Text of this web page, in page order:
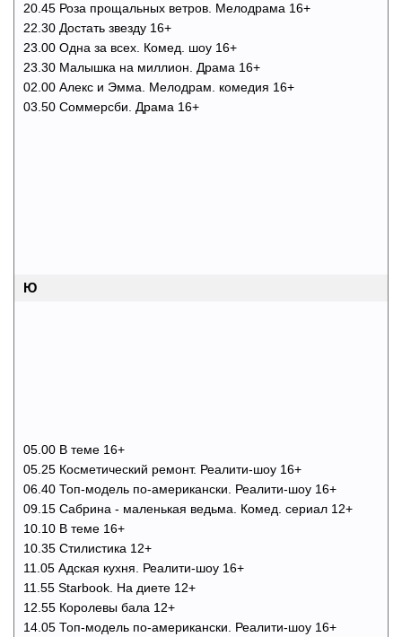
20.45 Роза прощальных ветров. Мелодрама 16+
22.30 Достать звезду 16+
23.00 Одна за всех. Комед. шоу 16+
23.30 Малышка на миллион. Драма 16+
02.00 Алекс и Эмма. Мелодрам. комедия 16+
03.50 Соммерсби. Драма 16+
Ю
05.00 В теме 16+
05.25 Косметический ремонт. Реалити-шоу 16+
06.40 Топ-модель по-американски. Реалити-шоу 16+
09.15 Сабрина - маленькая ведьма. Комед. сериал 12+
10.10 В теме 16+
10.35 Стилистика 12+
11.05 Адская кухня. Реалити-шоу 16+
11.55 Starbook. На диете 12+
12.55 Королевы бала 12+
14.05 Топ-модель по-американски. Реалити-шоу 16+